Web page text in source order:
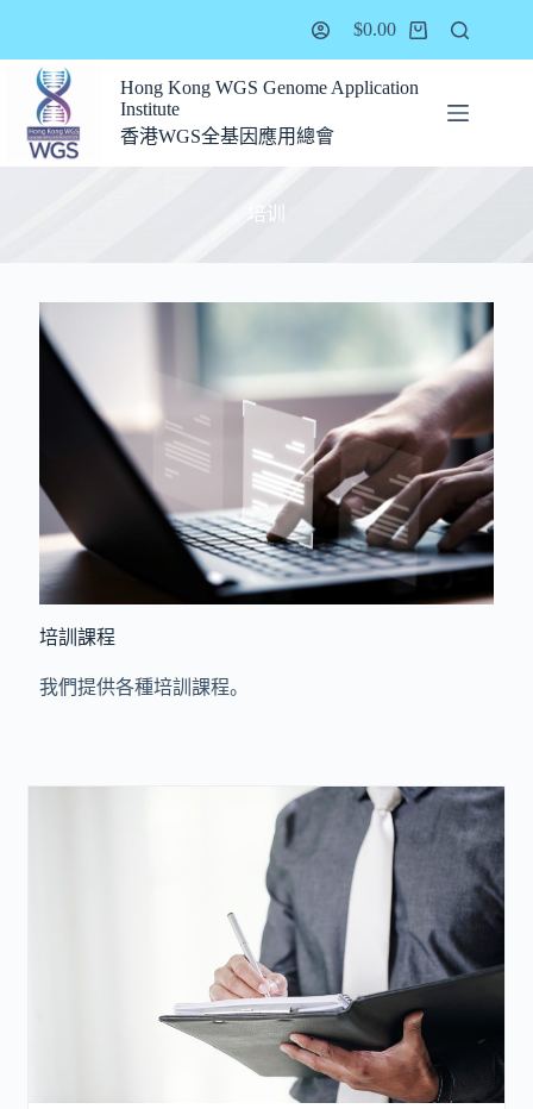
$0.00
Hong Kong WGS Genome Application
Institute
香港WGS全基因應用總會
培训
培訓課程
我們提供各種培訓課程。